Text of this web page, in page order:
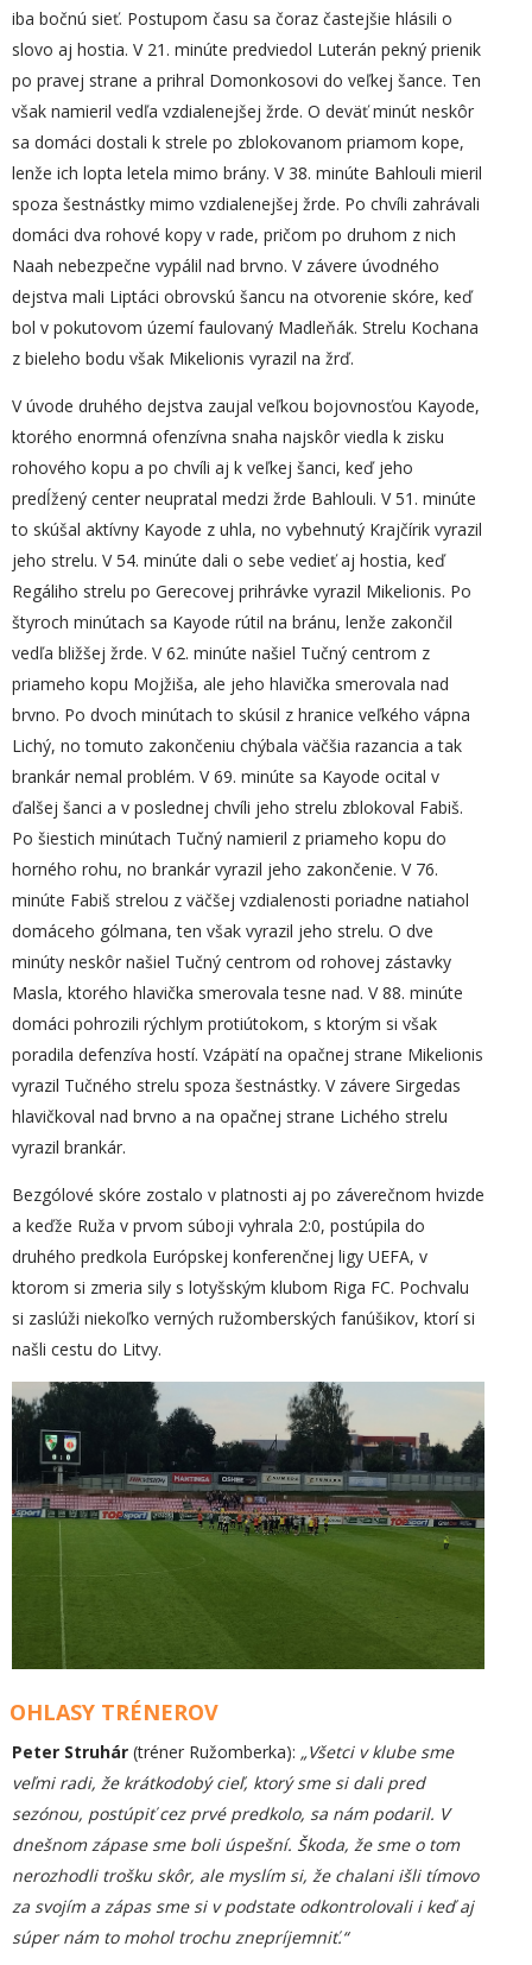
iba bočnú sieť. Postupom času sa čoraz častejšie hlásili o
slovo aj hostia. V 21. minúte predviedol Luterán pekný prienik
po pravej strane a prihral Domonkosovi do veľkej šance. Ten
však namieril vedľa vzdialenejšej žrde. O deväť minút neskôr
sa domáci dostali k strele po zblokovanom priamom kope,
lenže ich lopta letela mimo brány. V 38. minúte Bahlouli mieril
spoza šestnástky mimo vzdialenejšej žrde. Po chvíli zahrávali
domáci dva rohové kopy v rade, pričom po druhom z nich
Naah nebezpečne vypálil nad brvno. V závere úvodného
dejstva mali Liptáci obrovskú šancu na otvorenie skóre, keď
bol v pokutovom území faulovaný Madleňák. Strelu Kochana
z bieleho bodu však Mikelionis vyrazil na žrď.
V úvode druhého dejstva zaujal veľkou bojovnosťou Kayode,
ktorého enormná ofenzívna snaha najskôr viedla k zisku
rohového kopu a po chvíli aj k veľkej šanci, keď jeho
predĺžený center neupratal medzi žrde Bahlouli. V 51. minúte
to skúšal aktívny Kayode z uhla, no vybehnutý Krajčírik vyrazil
jeho strelu. V 54. minúte dali o sebe vedieť aj hostia, keď
Regáliho strelu po Gerecovej prihrávke vyrazil Mikelionis. Po
štyroch minútach sa Kayode rútil na bránu, lenže zakončil
vedľa bližšej žrde. V 62. minúte našiel Tučný centrom z
priameho kopu Mojžiša, ale jeho hlavička smerovala nad
brvno. Po dvoch minútach to skúsil z hranice veľkého vápna
Lichý, no tomuto zakončeniu chýbala väčšia razancia a tak
brankár nemal problém. V 69. minúte sa Kayode ocital v
ďalšej šanci a v poslednej chvíli jeho strelu zblokoval Fabiš.
Po šiestich minútach Tučný namieril z priameho kopu do
horného rohu, no brankár vyrazil jeho zakončenie. V 76.
minúte Fabiš strelou z väčšej vzdialenosti poriadne natiahol
domáceho gólmana, ten však vyrazil jeho strelu. O dve
minúty neskôr našiel Tučný centrom od rohovej zástavky
Masla, ktorého hlavička smerovala tesne nad. V 88. minúte
domáci pohrozili rýchlym protiútokom, s ktorým si však
poradila defenzíva hostí. Vzápätí na opačnej strane Mikelionis
vyrazil Tučného strelu spoza šestnástky. V závere Sirgedas
hlavičkoval nad brvno a na opačnej strane Lichého strelu
vyrazil brankár.
Bezgólové skóre zostalo v platnosti aj po záverečnom hvizde
a keďže Ruža v prvom súboji vyhrala 2:0, postúpila do
druhého predkola Európskej konferenčnej ligy UEFA, v
ktorom si zmeria sily s lotyšským klubom Riga FC. Pochvalu
si zaslúži niekoľko verných ružomberských fanúšikov, ktorí si
našli cestu do Litvy.
OHLASY TRÉNEROV
Peter Struhár (tréner Ružomberka): „Všetci v klube sme
veľmi radi, že krátkodobý cieľ, ktorý sme si dali pred
sezónou, postúpiť cez prvé predkolo, sa nám podaril. V
dnešnom zápase sme boli úspešní. Škoda, že sme o tom
nerozhodli trošku skôr, ale myslím si, že chalani išli tímovo
za svojím a zápas sme si v podstate odkontrolovali i keď aj
súper nám to mohol trochu znepríjemniť.“